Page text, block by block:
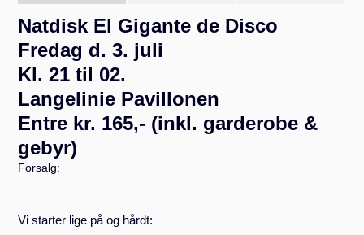
Natdisk El Gigante de Disco
Fredag d. 3. juli
Kl. 21 til 02.
Langelinie Pavillonen
Entre kr. 165,- (inkl. garderobe &
gebyr)
Forsalg:
Vi starter lige på og hårdt: